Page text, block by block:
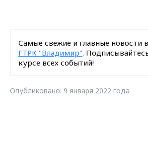
Самые свежие и главные новости
ГТРК "Владимир".
курсе всех событий!
Опубликовано: 9 января 2022 года